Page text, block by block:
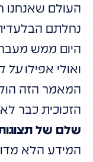
העולם שאנחנו
נחלתם
היום ממש
ואולי אפילועל
המאמר הזה
הזכוכית כבר
שלם של
המידע הלא